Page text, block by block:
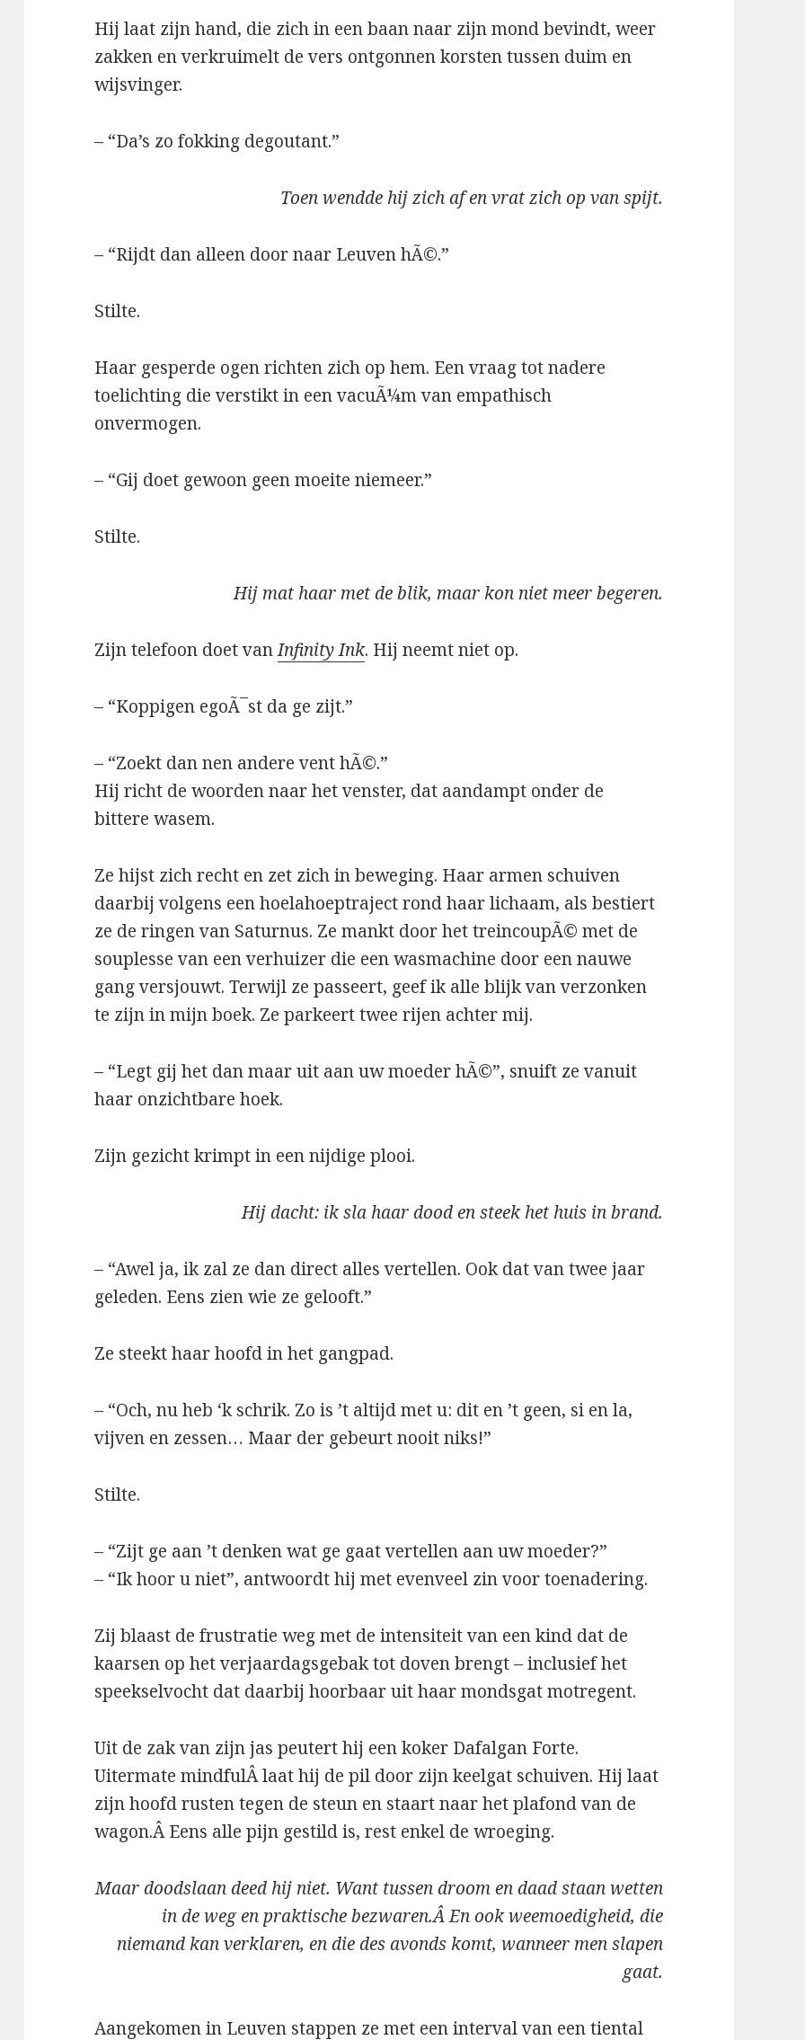
Hij laat zijn hand, die zich in een baan naar zijn mond bevindt, weer
zakken en verkruimelt de vers ontgonnen korsten tussen duim en
wijsvinger.
– “Da’s zo fokking degoutant.”
Toen wendde hij zich af en vrat zich op van spijt.
– “Rijdt dan alleen door naar Leuven hÃ©.”
Stilte.
Haar gesperde ogen richten zich op hem. Een vraag tot nadere
toelichting die verstikt in een vacuÃ¼m van empathisch
onvermogen.
– “Gij doet gewoon geen moeite niemeer.”
Stilte.
Hij mat haar met de blik, maar kon niet meer begeren.
Zijn telefoon doet vanInfinity Ink. Hij neemt niet op.
– “Koppigen egoÃ¯st da ge zijt.”
– “Zoekt dan nen andere vent hÃ©.”
Hij richt de woorden naar het venster, dat aandampt onder de
bittere wasem.
Ze hijst zich recht en zet zich in beweging. Haar armen schuiven
daarbij volgens een hoelahoeptraject rond haar lichaam, als bestiert
ze de ringen van Saturnus. Ze mankt door het treincoupÃ© met de
souplesse van een verhuizer die een wasmachine door een nauwe
gang versjouwt. Terwijl ze passeert, geef ik alle blijk van verzonken
te zijn in mijn boek. Ze parkeert twee rijen achter mij.
– “Legt gij het dan maar uit aan uw moeder hÃ©”, snuift ze vanuit
haar onzichtbare hoek.
Zijn gezicht krimpt in een nijdige plooi.
Hij dacht: ik sla haar dood en steek het huis in brand.
– “Awel ja, ik zal ze dan direct alles vertellen. Ook dat van twee jaar
geleden. Eens zien wie ze gelooft.”
Ze steekt haar hoofd in het gangpad.
– “Och, nu heb ‘k schrik. Zo is ’t altijd met u: dit en ’t geen, si en la,
vijven en zessen… Maar der gebeurt nooit niks!”
Stilte.
– “Zijt ge aan ’t denken wat ge gaat vertellen aan uw moeder?”
– “Ik hoor u niet”, antwoordt hij met evenveel zin voor toenadering.
Zij blaast de frustratie weg met de intensiteit van een kind dat de
kaarsen op het verjaardagsgebak tot doven brengt – inclusief het
speekselvocht dat daarbij hoorbaar uit haar mondsgat motregent.
Uit de zak van zijn jas peutert hij een koker Dafalgan Forte.
Uitermate mindfulÂ laat hij de pil door zijn keelgat schuiven. Hij laat
zijn hoofd rusten tegen de steun en staart naar het plafond van de
wagon.Â Eens alle pijn gestild is, rest enkel de wroeging.
Maar doodslaan deed hij niet. Want tussen droom en daad staan wetten
in de weg en praktische bezwaren.Â En ook weemoedigheid, die
niemand kan verklaren, en die des avonds komt, wanneer men slapen
gaat.
Aangekomen in Leuven stappen ze met een interval van een tiental